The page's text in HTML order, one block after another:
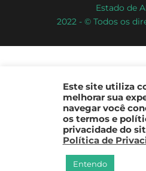
Estado de
2022 - © Todos os
Este site utiliza
melhorar sua
navegar você
os termos e
privacidade do
Política de
Entendo